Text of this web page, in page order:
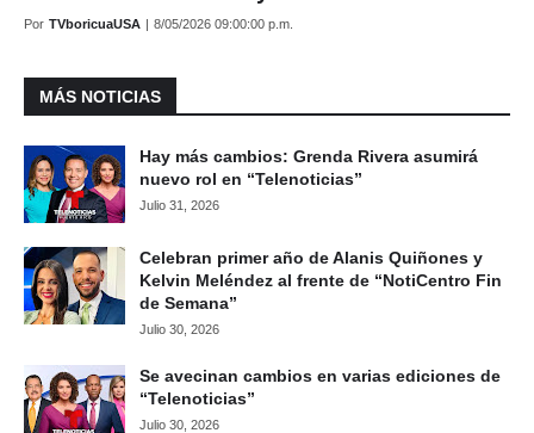
Por TVboricuaUSA | 8/05/2026 09:00:00 p.m.
MÁS NOTICIAS
Hay más cambios: Grenda Rivera asumirá
nuevo rol en “Telenoticias”
Julio 31, 2026
Celebran primer año de Alanis Quiñones y
Kelvin Meléndez al frente de “NotiCentro Fin
de Semana”
Julio 30, 2026
Se avecinan cambios en varias ediciones de
“Telenoticias”
Julio 30, 2026